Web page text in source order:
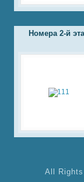
Номера 2-й
All